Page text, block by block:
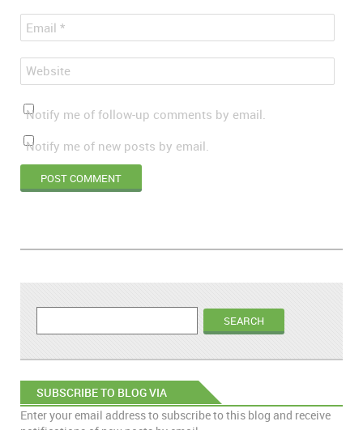
Email *
Website
Notify me of follow-up comments by email.
Notify me of new posts by email.
SUBSCRIBE TO BLOG VIA
EMAIL
Enter your email address to subscribe to this blog and receive